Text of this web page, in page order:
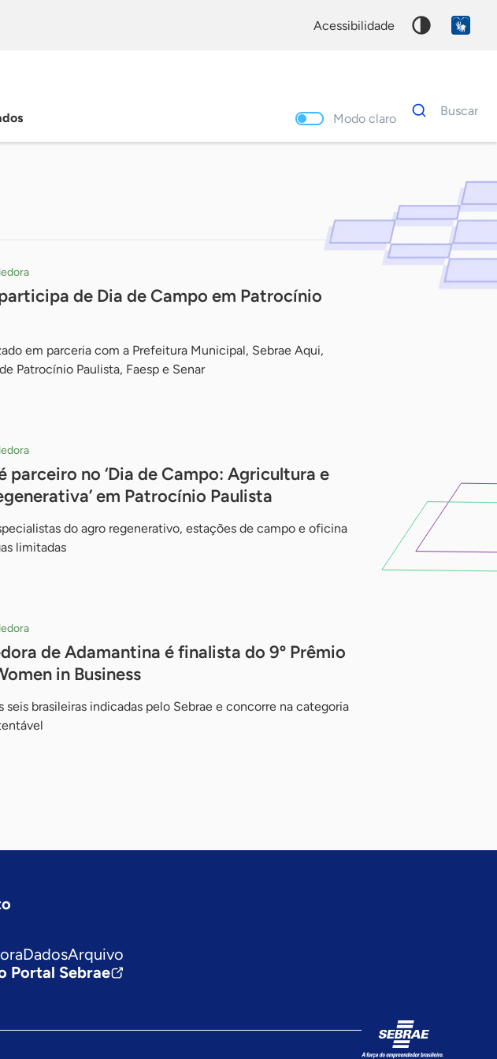
acessibilidade
Modo claro
Dados
para
Buscar
de Dia de Campo em Patrocínio
em parceria com a Prefeitura Municipal, Sebrae Aqui,
Patrocínio Paulista, Faesp e Senar
parceiro no ‘Dia de Campo: Agricultura e
em Patrocínio Paulista
do agro regenerativo, estações de campo e oficina
limitadas
de Adamantina é finalista do 9º Prêmio
in Business
seis brasileiras indicadas pelo Sebrae e concorre na categoria
DadosArquivo
Portal Sebrae